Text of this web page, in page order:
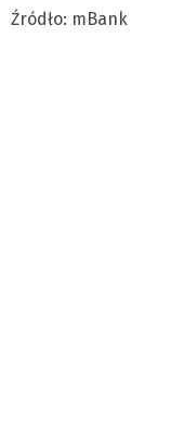
Źródło: mBank